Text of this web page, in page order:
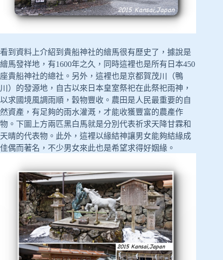
看到資料上介紹到貴船神社的繪馬很有歷史了，據說是
繪馬發祥地，有1600年之久，同時這裡也是所有日本450
座貴船神社的總社。另外，這裡也是京都賀茂川（鴨
川）的發源地，自古以來日本皇室祭祀在此祭祀雨神，
以求國境風調雨順，穀物豐收。農田是人民最重要的自
然資產，有足夠的雨水灌溉，才能收獲豐富的農產作
物。下圖上方兩匹黑白馬就是分別代表祈求天降甘霖和
天晴的代表物。此外，這裡以緣結神讓男女能夠結緣成
佳偶而著名，不少男女來此也是希望求得好姻緣。